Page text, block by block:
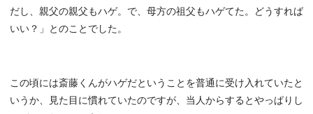
だし、親父の親父もハゲ。で、母方の祖父もハゲてた。どうすれば
いい？」とのことでした。
この頃には斎藤くんがハゲだということを普通に受け入れていたと
いうか、見た目に慣れていたのですが、当人からするとやっぱりし